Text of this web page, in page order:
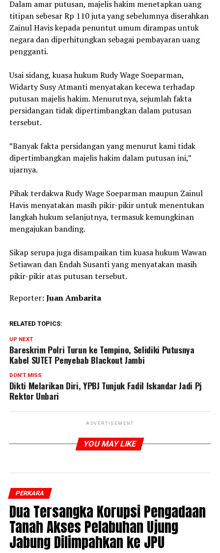
Dalam amar putusan, majelis hakim menetapkan uang
titipan sebesar Rp 110 juta yang sebelumnya diserahkan
Zainul Havis kepada penuntut umum dirampas untuk
negara dan diperhitungkan sebagai pembayaran uang
pengganti.
Usai sidang, kuasa hukum Rudy Wage Soeparman,
Widarty Susy Atmanti menyatakan kecewa terhadap
putusan majelis hakim. Menurutnya, sejumlah fakta
persidangan tidak dipertimbangkan dalam putusan
tersebut.
‎”Banyak fakta persidangan yang menurut kami tidak
dipertimbangkan majelis hakim dalam putusan ini,”
ujarnya.
Pihak terdakwa Rudy Wage Soeparman maupun Zainul
Havis menyatakan masih pikir-pikir untuk menentukan
langkah hukum selanjutnya, termasuk kemungkinan
mengajukan banding.
Sikap serupa juga disampaikan tim kuasa hukum Wawan
Setiawan dan Endah Susanti yang menyatakan masih
pikir-pikir atas putusan tersebut.
Reporter: Juan Ambarita
RELATED TOPICS:
UP NEXT
Bareskrim Polri Turun ke Tempino, Selidiki Putusnya
Kabel SUTET Penyebab Blackout Jambi
DON'T MISS
Dikti Melarikan Diri, YPBJ Tunjuk Fadil Iskandar Jadi Pj
Rektor Unbari
ADVERTISEMENT
YOU MAY LIKE
PERKARA
Dua Tersangka Korupsi Pengadaan
Tanah Akses Pelabuhan Ujung
Jabung Dilimpahkan ke JPU